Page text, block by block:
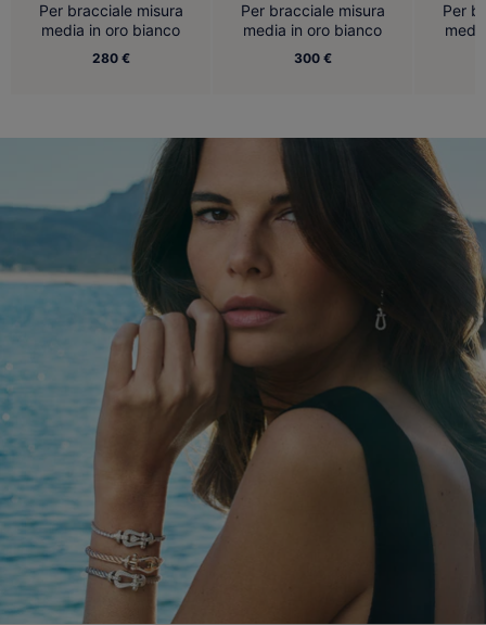
Per bracciale misura
media in oro bianco
280 €
Per bracciale misura
media in oro bianco
300 €
Per